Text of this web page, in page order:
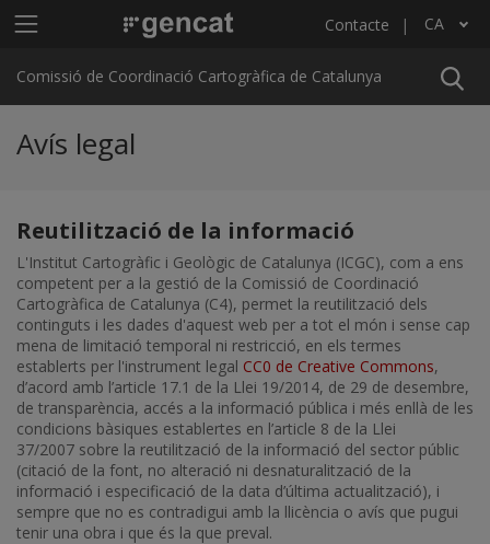
Menú principal C4 Contacte CA
Llista les accions addicionals
Comissió de Coordinació Cartogràfica de Catalunya
Avís legal
Reutilització de la informació
L'Institut Cartogràfic i Geològic de Catalunya (ICGC), com a ens
competent per a la gestió de la Comissió de Coordinació
Cartogràfica de Catalunya (C4), permet la reutilització dels
continguts i les dades d'aquest web per a tot el món i sense cap
mena de limitació temporal ni restricció, en els termes
establerts per l'instrument legal CC0 de Creative Commons,
d’acord amb l’article 17.1 de la Llei 19/2014, de 29 de desembre,
de transparència, accés a la informació pública i més enllà de les
condicions bàsiques establertes en l’article 8 de la Llei
37/2007 sobre la reutilització de la informació del sector públic
(citació de la font, no alteració ni desnaturalització de la
informació i especificació de la data d’última actualització), i
sempre que no es contradigui amb la llicència o avís que pugui
tenir una obra i que és la que preval.